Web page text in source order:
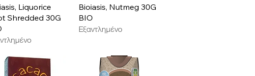
Γρήγορη προβολή
Liquorice
Shredded 30G
Γρήγορη προβολή
Bioiasis, Nutmeg 30G
BIO
Εξαντλημένο